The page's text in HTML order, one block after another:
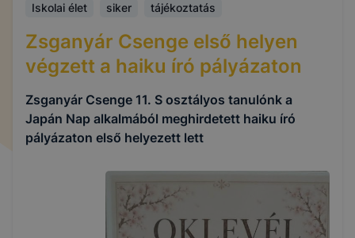
Iskolai élet siker tájékoztatás
Zsganyár Csenge első helyen
végzett a haiku író pályázaton
Zsganyár Csenge 11. S osztályos tanulónk a
Japán Nap alkalmából meghirdetett haiku író
pályázaton első helyezett lett